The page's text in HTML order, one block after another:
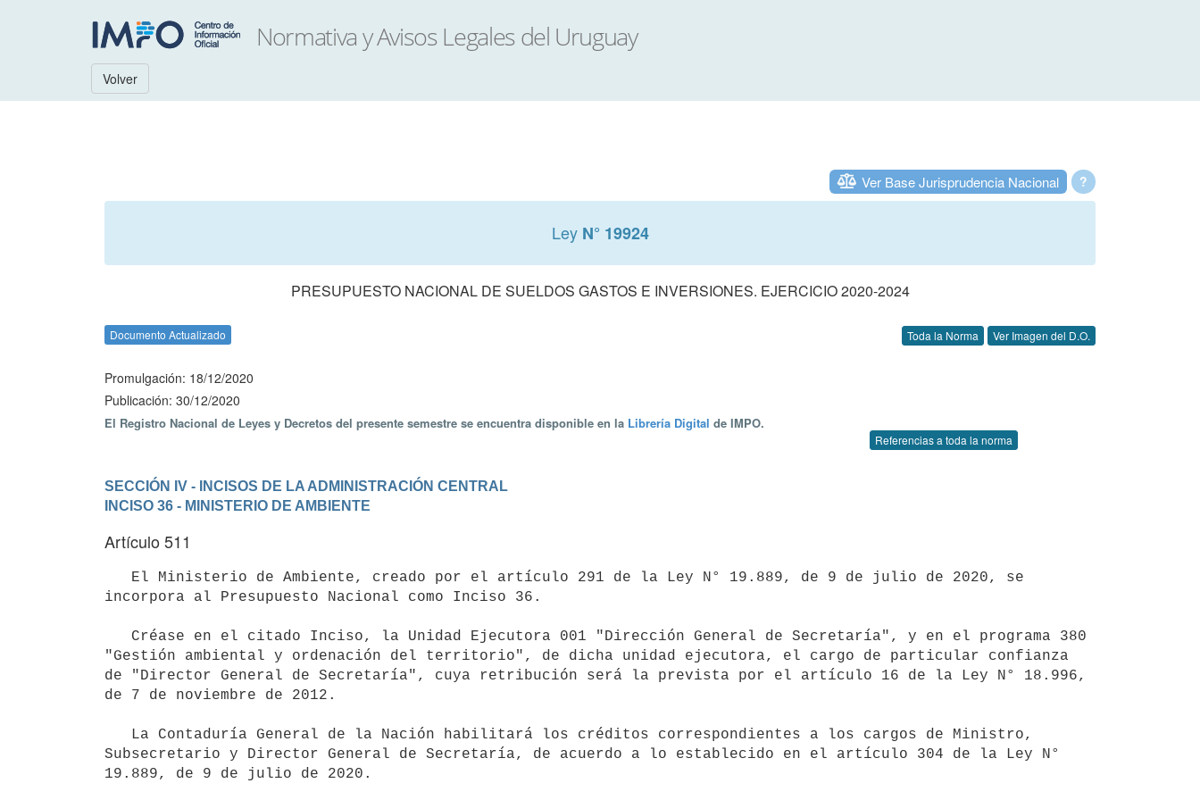
Volver
?
Ver Base Jurisprudencia Nacional
Ley N° 19924
PRESUPUESTO NACIONAL DE SUELDOS GASTOS E INVERSIONES. EJERCICIO 2020-2024
Documento Actualizado Toda la Norma Ver Imagen del D.O.
Promulgación: 18/12/2020
Publicación: 30/12/2020
El Registro Nacional de Leyes y Decretos del presente semestre se encuentra disponible en la Librería Digital de IMPO.
Referencias a toda la norma
SECCIÓN IV - INCISOS DE LA ADMINISTRACIÓN CENTRAL
INCISO 36 - MINISTERIO DE AMBIENTE
Artículo 511
incorpora al Presupuesto Nacional como Inciso 36.
"Gestión ambiental y ordenación del territorio", de dicha unidad ejecutora, el cargo de particular confianza
de "Director General de Secretaría", cuya retribución será la prevista por el artículo 16 de la Ley N° 18.996,
de 7 de noviembre de 2012.
Subsecretario y Director General de Secretaría, de acuerdo a lo establecido en el artículo 304 de la Ley N°
19.889, de 9 de julio de 2020.